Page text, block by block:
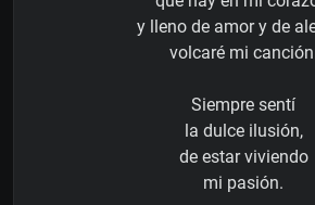
y lleno de amor y de
volcaré mi
Siempre sentí
la dulce ilusión,
de estar viviendo
mi pasión.